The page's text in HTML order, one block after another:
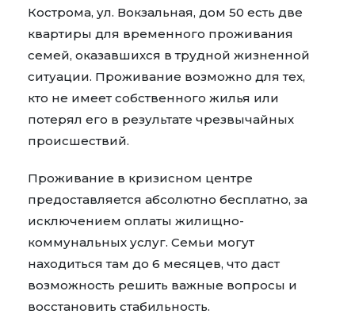
Кострома, ул. Вокзальная, дом 50 есть две
квартиры для временного проживания
семей, оказавшихся в трудной жизненной
ситуации. Проживание возможно для тех,
кто не имеет собственного жилья или
потерял его в результате чрезвычайных
происшествий.
Проживание в кризисном центре
предоставляется абсолютно бесплатно, за
исключением оплаты жилищно-
коммунальных услуг. Семьи могут
находиться там до 6 месяцев, что даст
возможность решить важные вопросы и
восстановить стабильность.